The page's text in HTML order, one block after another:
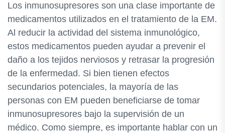
Los inmunosupresores son una clase importante de
medicamentos utilizados en el tratamiento de la EM.
Al reducir la actividad del sistema inmunológico,
estos medicamentos pueden ayudar a prevenir el
daño a los tejidos nerviosos y retrasar la progresión
de la enfermedad. Si bien tienen efectos
secundarios potenciales, la mayoría de las
personas con EM pueden beneficiarse de tomar
inmunosupresores bajo la supervisión de un
médico. Como siempre, es importante hablar con un